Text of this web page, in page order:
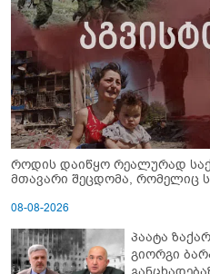
როდის დაიწყო რეალურად
მთავარი შეცდომა, რომელიც
08-08-2026
პაატა
გიორგი